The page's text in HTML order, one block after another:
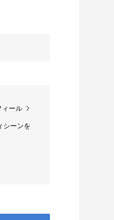
ィール
シーンを